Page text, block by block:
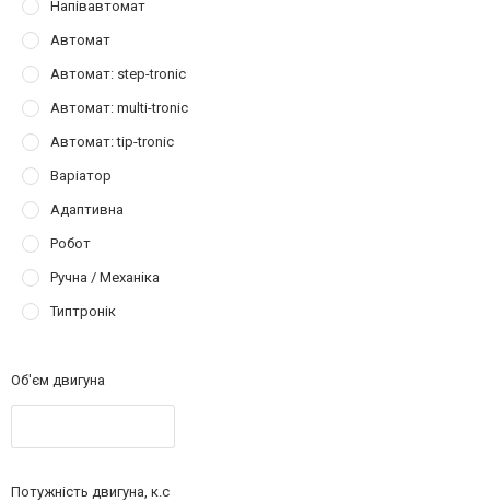
Напівавтомат
Автомат
Автомат: step-tronic
Автомат: multi-tronic
Автомат: tip-tronic
Варіатор
Адаптивна
Робот
Ручна / Механіка
Типтронік
Об'єм двигуна
Потужність двигуна, к.с